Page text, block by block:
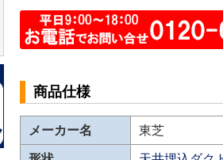
商品仕様
メーカー名
東芝